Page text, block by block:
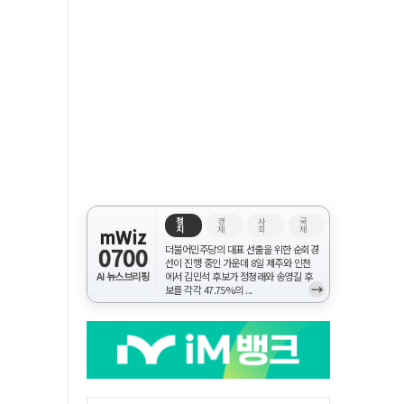
mWiz
0700
AI 뉴스브리핑
정
치
경
제
사
회
국
제
더불어민주당의 대표 선출을 위한 순회경
선이 진행 중인 가운데 8일 제주와 인천
에서 김민석 후보가 정청래와 송영길 후
보를 각각 47.75%의 ...
→